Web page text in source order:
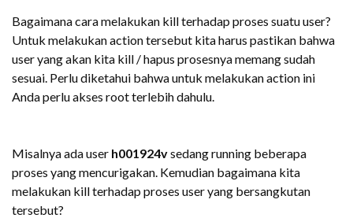
Bagaimana cara melakukan kill terhadap proses suatu user?
Untuk melakukan action tersebut kita harus pastikan bahwa
user yang akan kita kill / hapus prosesnya memang sudah
sesuai. Perlu diketahui bahwa untuk melakukan action ini
Anda perlu akses root terlebih dahulu.
Misalnya ada user h001924vsedang running beberapa
proses yang mencurigakan. Kemudian bagaimana kita
melakukan kill terhadap proses user yang bersangkutan
tersebut?